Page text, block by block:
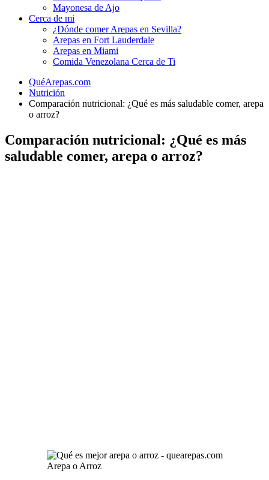
Mayonesa de Ajo
Cerca de mi
¿Dónde comer Arepas en Sevilla?
Arepas en Fort Lauderdale
Arepas en Miami
Comida Venezolana Cerca de Ti
QuéArepas.com
Nutrición
Comparación nutricional: ¿Qué es más saludable comer, arepa
o arroz?
Comparación nutricional: ¿Qué es más
saludable comer, arepa o arroz?
Arepa o Arroz